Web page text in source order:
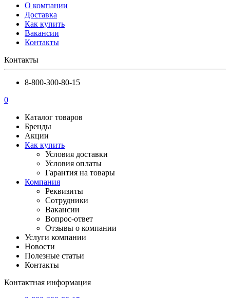
О компании
Доставка
Как купить
Вакансии
Контакты
Контакты
8-800-300-80-15
0
Каталог товаров
Бренды
Акции
Как купить
Условия доставки
Условия оплаты
Гарантия на товары
Компания
Реквизиты
Сотрудники
Вакансии
Вопрос-ответ
Отзывы о компании
Услуги компании
Новости
Полезные статьи
Контакты
Контактная информация